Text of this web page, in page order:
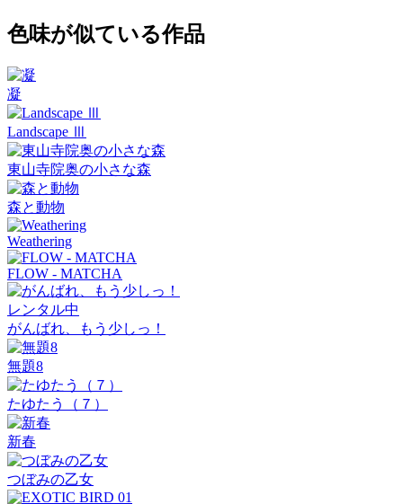
色味が似ている作品
凝
Landscape Ⅲ
東山寺院奥の小さな森
森と動物
Weathering
FLOW - MATCHA
レンタル中
がんばれ、もう少しっ！
無題8
たゆたう（７）
新春
つぼみの乙女